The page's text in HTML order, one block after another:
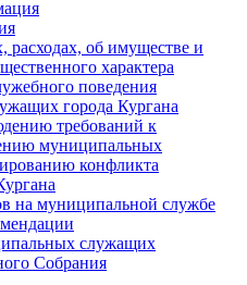
расходах, об имуществе и
характера
поведения
города Кургана
требований к
муниципальных
конфликта
на муниципальной службе
служащих
Cобрания